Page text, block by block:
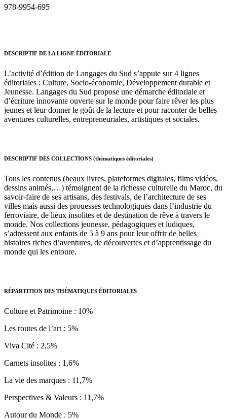
978-9954-695
DESCRIPTIF DE LA LIGNE ÉDITORIALE
L’activité d’édition de Langages du Sud s’appuie sur 4 lignes
éditoriales : Culture, Socio-économie, Développement durable et
Jeunesse. Langages du Sud propose une démarche éditoriale et
d’écriture innovante ouverte sur le monde pour faire rêver les plus
jeunes et leur donner le goût de la lecture et pour raconter de belles
aventures culturelles, entrepreneuriales, artistiques et sociales.
DESCRIPTIF DES COLLECTIONS (thématiques éditoriales)
Tous les contenus (beaux livres, plateformes digitales, films vidéos,
dessins animés,…) témoignent de la richesse culturelle du Maroc, du
savoir-faire de ses artisans, des festivals, de l’architecture de ses
villes mais aussi des prouesses technologiques dans l’industrie du
ferroviaire, de lieux insolites et de destination de rêve à travers le
monde. Nos collections jeunesse, pédagogiques et ludiques,
s’adressent aux enfants de 5 à 9 ans pour leur offrir de belles
histoires riches d’aventures, de découvertes et d’apprentissage du
monde qui les entoure.
RÉPARTITION DES THÉMATIQUES ÉDITORIALES
Culture et Patrimoine : 10%
Les routes de l’art : 5%
Viva Cité : 2,5%
Carnets insolites : 1,6%
La vie des marques : 11,7%
Perspectives & Valeurs : 11,7%
Autour du Monde : 5%